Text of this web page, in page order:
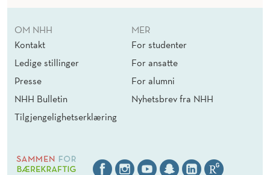
OM NHH
Kontakt
Ledige stillinger
Presse
NHH Bulletin
Tilgjengelighetserklæring
MER
For studenter
For ansatte
For alumni
Nyhetsbrev fra NHH